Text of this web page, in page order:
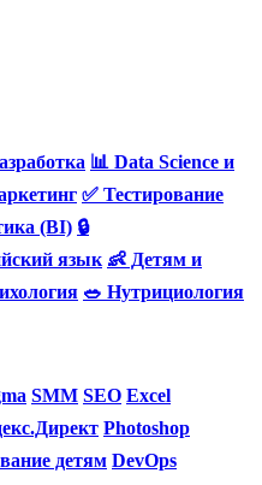
📊 Data Science и
✅ Тестирование
(BI) 🔒
язык 👶 Детям и
🥗 Нутрициология
SMM SEO Excel
Photoshop
детям DevOps